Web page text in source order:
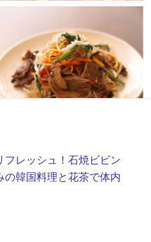
フレッシュ！石焼ビビン
韓国料理と花茶で体内